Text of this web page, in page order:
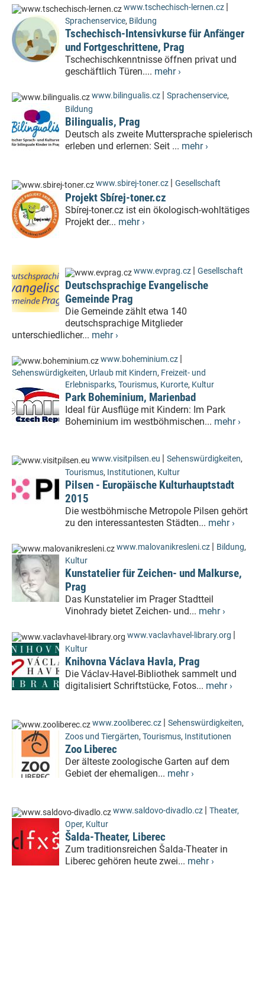
www.tschechisch-lernen.cz |
Sprachenservice, Bildung
Tschechisch-Intensivkurse für Anfänger
und Fortgeschrittene, Prag
Tschechischkenntnisse öffnen privat und
geschäftlich Türen.... mehr ›
www.bilingualis.cz | Sprachenservice,
Bildung
Bilingualis, Prag
Deutsch als zweite Muttersprache spielerisch
erleben und erlernen: Seit ... mehr ›
www.sbirej-toner.cz | Gesellschaft
Projekt Sbírej-toner.cz
Sbírej-toner.cz ist ein ökologisch-wohltätiges
Projekt der... mehr ›
www.evprag.cz | Gesellschaft
Deutschsprachige Evangelische
Gemeinde Prag
Die Gemeinde zählt etwa 140
deutschsprachige Mitglieder
unterschiedlicher... mehr ›
www.boheminium.cz |
Sehenswürdigkeiten, Urlaub mit Kindern, Freizeit- und
Erlebnisparks, Tourismus, Kurorte, Kultur
Park Boheminium, Marienbad
Ideal für Ausflüge mit Kindern: Im Park
Boheminium im westböhmischen... mehr ›
www.visitpilsen.eu | Sehenswürdigkeiten,
Tourismus, Institutionen, Kultur
Pilsen - Europäische Kulturhauptstadt
2015
Die westböhmische Metropole Pilsen gehört
zu den interessantesten Städten... mehr ›
www.malovanikresleni.cz | Bildung,
Kultur
Kunstatelier für Zeichen- und Malkurse,
Prag
Das Kunstatelier im Prager Stadtteil
Vinohrady bietet Zeichen- und... mehr ›
www.vaclavhavel-library.org |
Kultur
Knihovna Václava Havla, Prag
Die Václav-Havel-Bibliothek sammelt und
digitalisiert Schriftstücke, Fotos... mehr ›
www.zooliberec.cz | Sehenswürdigkeiten,
Zoos und Tiergärten, Tourismus, Institutionen
Zoo Liberec
Der älteste zoologische Garten auf dem
Gebiet der ehemaligen... mehr ›
www.saldovo-divadlo.cz | Theater,
Oper, Kultur
Šalda-Theater, Liberec
Zum traditionsreichen Šalda-Theater in
Liberec gehören heute zwei... mehr ›